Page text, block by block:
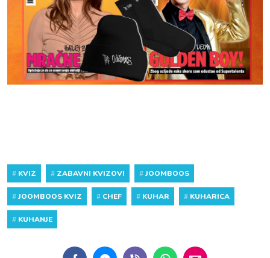
# KVIZ # ZABAVNI KVIZOVI #JOOMBOOS
#JOOMBOOS KVIZ # CHEF # KUHAR # KUHARICA
# KUHANJE